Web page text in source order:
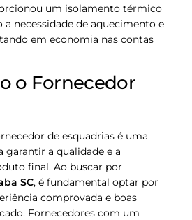
um isolamento térmico
a necessidade de aquecimento e
em economia nas contas
o Fornecedor
de esquadrias é uma
garantir a qualidade e a
final. Ao buscar por
SC, é fundamental optar por
comprovada e boas
Fornecedores com um